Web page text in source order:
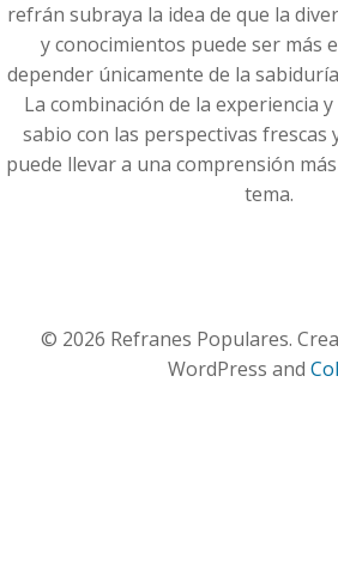
refrán subraya la idea de que la
y conocimientos puede ser más
depender únicamente de la
La combinación de la experiencia
sabio con las perspectivas frescas
puede llevar a una comprensión
tema.
© 2026 Refranes Populares.
WordPress and